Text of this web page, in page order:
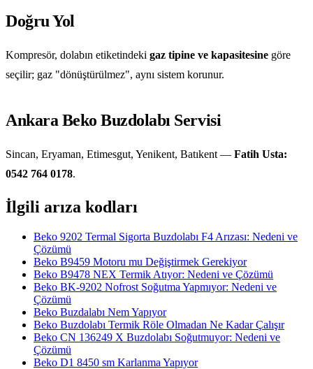
Doğru Yol
Kompresör, dolabın etiketindeki gaz tipine ve kapasitesine göre
seçilir; gaz "dönüştürülmez", aynı sistem korunur.
Ankara Beko Buzdolabı Servisi
Sincan, Eryaman, Etimesgut, Yenikent, Batıkent — Fatih Usta:
0542 764 0178.
İlgili arıza kodları
Beko 9202 Termal Sigorta Buzdolabı F4 Arızası: Nedeni ve
Çözümü
Beko B9459 Motoru mu Değiştirmek Gerekiyor
Beko B9478 NEX Termik Atıyor: Nedeni ve Çözümü
Beko BK-9202 Nofrost Soğutma Yapmıyor: Nedeni ve
Çözümü
Beko Buzdalabı Nem Yapıyor
Beko Buzdolabı Termik Röle Olmadan Ne Kadar Çalışır
Beko CN 136249 X Buzdolabı Soğutmuyor: Nedeni ve
Çözümü
Beko D1 8450 sm Karlanma Yapıyor